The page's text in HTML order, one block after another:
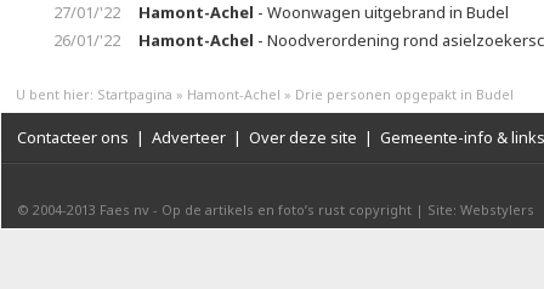
27/01/'22
Hamont-Achel - Woonwagen uitgebrand in Budel
26/01/'22
Hamont-Achel - Noodverordening rond
U bent hier: Startpagina » Hamont-Achel » Drie personen opgepakt in Budel
Contacteer ons | Adverteer | Over deze site | Gemeente-info & links
© 2004-2013 Faes nv - Op de artikels en foto’s rust copyright | Site: Webstylers